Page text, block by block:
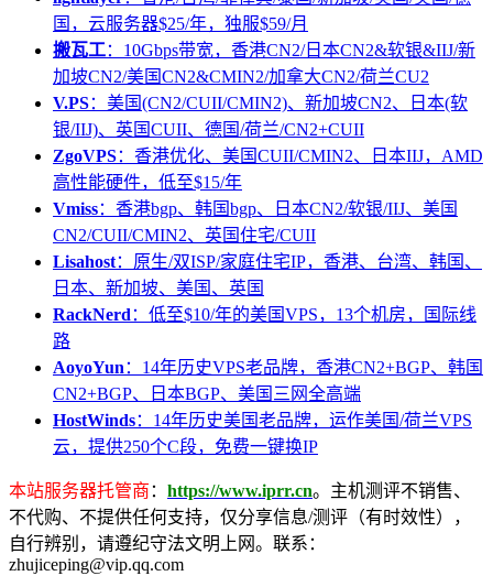
国，云服务器$25/年，独服$59/月
搬瓦工：10Gbps带宽，香港CN2/日本CN2&软银&IIJ/新
加坡CN2/美国CN2&CMIN2/加拿大CN2/荷兰CU2
V.PS：美国(CN2/CUII/CMIN2)、新加坡CN2、日本(软
银/IIJ)、英国CUII、德国/荷兰/CN2+CUII
ZgoVPS：香港优化、美国CUII/CMIN2、日本IIJ，AMD
高性能硬件，低至$15/年
Vmiss：香港bgp、韩国bgp、日本CN2/软银/IIJ、美国
CN2/CUII/CMIN2、英国住宅/CUII
Lisahost：原生/双ISP/家庭住宅IP，香港、台湾、韩国、
日本、新加坡、美国、英国
RackNerd ：低至$10/年的美国VPS，13个机房，国际线
路
AoyoYun ：14年历史VPS老品牌，香港CN2+BGP、韩国
CN2+BGP、日本BGP、美国三网全高端
HostWinds：14年历史美国老品牌，运作美国/荷兰VPS
云，提供250个C段，免费一键换IP
本站服务器托管商 ： https://www.iprr.cn。主机测评不销售、
不代购、不提供任何支持，仅分享信息/测评（有时效性），
自行辨别，请遵纪守法文明上网。联系：
zhujiceping@vip.qq.com